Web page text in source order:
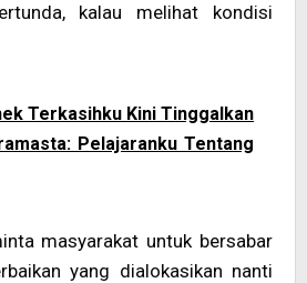
kalau melihat kondisi
Terkasihku Kini Tinggalkan
Pelajaranku Tentang
masyarakat untuk bersabar
yang dialokasikan nanti